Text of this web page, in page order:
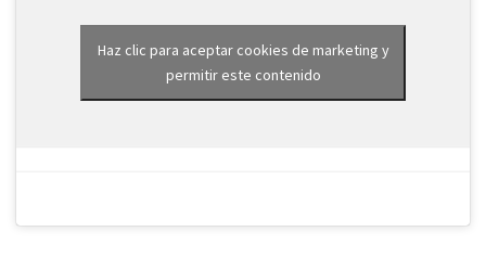
Haz clic para aceptar cookies de marketing y
permitir este contenido